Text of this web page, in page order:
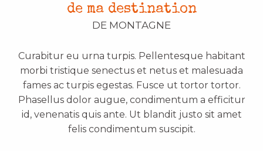
de ma destination
DE MONTAGNE
Curabitur eu urna turpis. Pellentesque habitant
morbi tristique senectus et netus et malesuada
fames ac turpis egestas. Fusce ut tortor tortor.
Phasellus dolor augue, condimentum a efficitur
id, venenatis quis ante. Ut blandit justo sit amet
felis condimentum suscipit.